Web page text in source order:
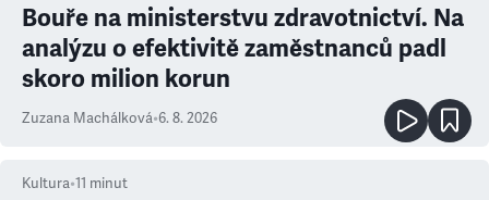
Bouře na ministerstvu zdravotnictví. Na
analýzu o efektivitě zaměstnanců padl
skoro milion korun
Zuzana Machálková•6. 8. 2026
Kultura•11 minut